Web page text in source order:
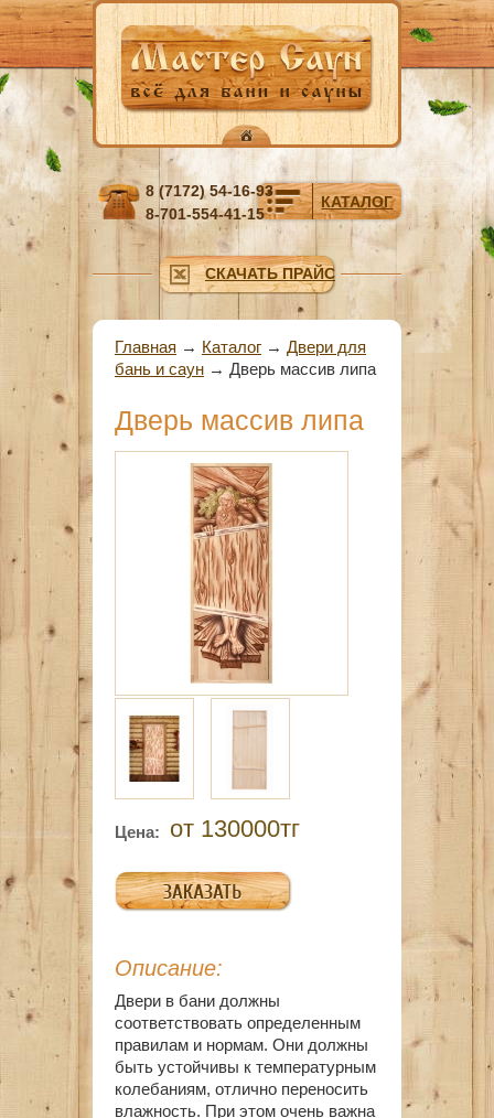
Перейти к основному содержанию
КАТАЛОГ
8 (7172) 54-16-93
8-701-554-41-15
СКАЧАТЬ ПРАЙС
Вы здесь
Главная → Каталог → Двери для
бань и саун → Дверь массив липа
Дверь массив липа
Цена: от 130000тг
Описание:
Двери в бани должны
соответствовать определенным
правилам и нормам. Они должны
быть устойчивы к температурным
колебаниям, отлично переносить
влажность. При этом очень важна